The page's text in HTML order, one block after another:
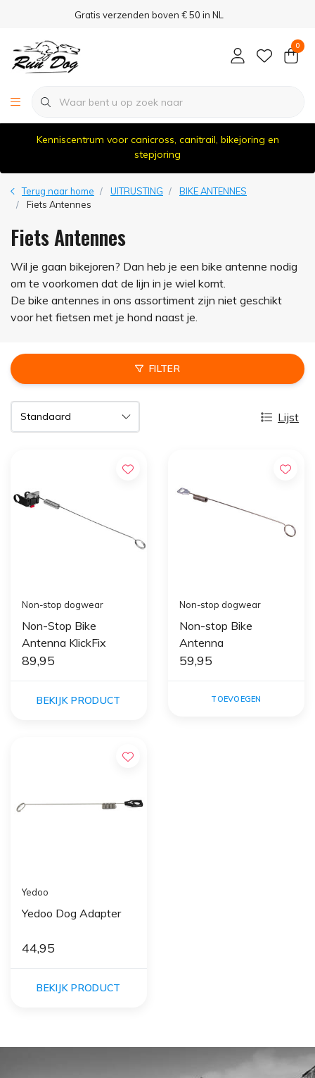
Gratis verzenden boven € 50 in NL
0
Kenniscentrum voor canicross, canitrail, bikejoring en
stepjoring
Terug naar home UITRUSTING
BIKE ANTENNES
Fiets Antennes
Fiets Antennes
Wil je gaan bikejoren? Dan heb je een bike antenne nodig
om te voorkomen dat de lijn in je wiel komt.
De bike antennes in ons assortiment zijn niet geschikt
voor het fietsen met je hond naast je.
FILTER
Lijst
Non-stop dogwear
Non-Stop Bike
Antenna KlickFix
89,95
BEKIJK PRODUCT
Non-stop dogwear
Non-stop Bike
Antenna
59,95
TOEVOEGEN
Yedoo
Yedoo Dog Adapter
44,95
BEKIJK PRODUCT